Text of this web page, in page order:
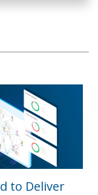
to Deliver